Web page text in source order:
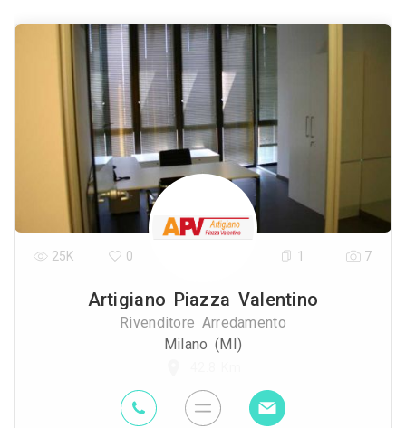
Artigiano Piazza Valentino
Rivenditore Arredamento
Milano (MI)
25K 0 1 7